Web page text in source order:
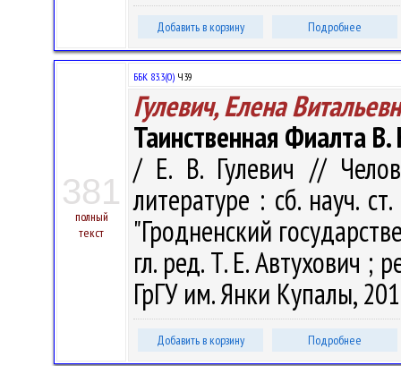
Добавить в корзину Подробнее
381
полный
текст
ББК 83.3(0) Ч39
Гулевич, Елена
Таинственная Фиалта
/ Е. В. Гулевич //
литературе : сб. науч.
"Гродненский
гл. ред. Т. Е. Автухович ;
ГрГУ им. Янки Купалы,
Добавить в корзину Подробнее